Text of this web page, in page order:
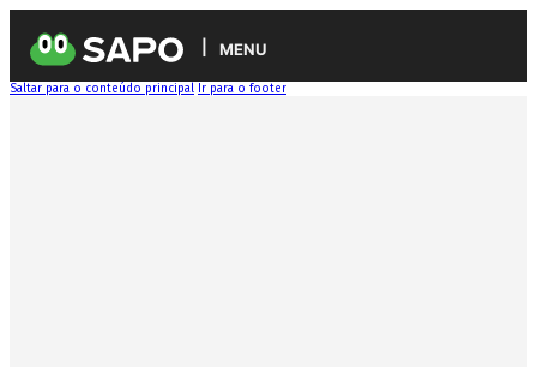
MENU
Saltar para o conteúdo principal Ir para o footer